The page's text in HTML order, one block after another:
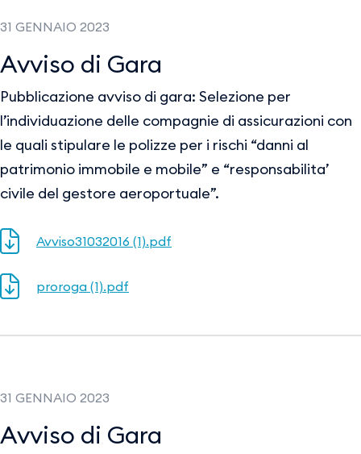
31 GENNAIO 2023
Avviso di Gara
Pubblicazione avviso di gara: Selezione per
l’individuazione delle compagnie di assicurazioni con
le quali stipulare le polizze per i rischi “danni al
patrimonio immobile e mobile” e “responsabilita’
civile del gestore aeroportuale”.
Avviso31032016 (1).pdf
proroga (1).pdf
31 GENNAIO 2023
Avviso di Gara